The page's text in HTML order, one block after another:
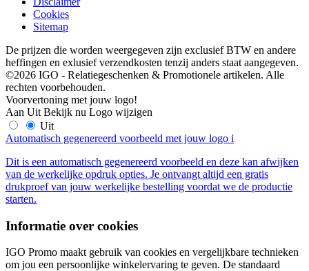
Cookies
Sitemap
De prijzen die worden weergegeven zijn exclusief BTW en andere
heffingen en exlusief verzendkosten tenzij anders staat aangegeven.
©2026 IGO - Relatiegeschenken & Promotionele artikelen. Alle
rechten voorbehouden.
Voorvertoning met jouw logo!
Aan Uit Bekijk nu Logo wijzigen
Uit
Automatisch gegenereerd voorbeeld met jouw logo i
Dit is een automatisch gegenereerd voorbeeld en deze kan afwijken
van de werkelijke opdruk opties. Je ontvangt altijd een gratis
drukproef van jouw werkelijke bestelling voordat we de productie
starten.
Informatie over cookies
IGO Promo maakt gebruik van cookies en vergelijkbare technieken
om jou een persoonlijke winkelervaring te geven. De standaard